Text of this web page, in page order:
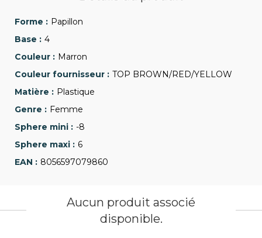
Papillon
4
Marron
TOP BROWN/RED/YELLOW
Plastique
Femme
-8
6
8056597079860
Aucun produit associé
disponible.